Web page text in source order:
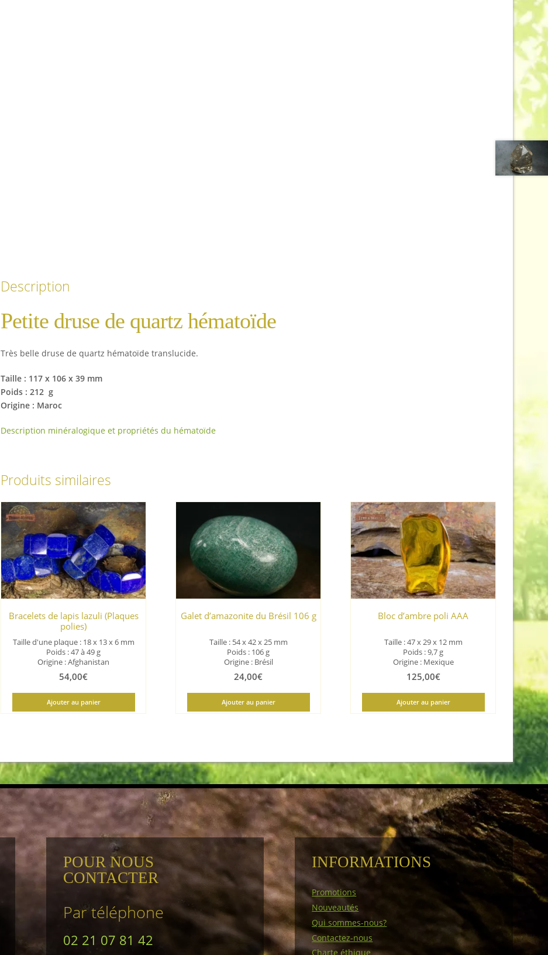
Description
Petite druse de quartz hématoïde
Très belle druse de quartz hématoïde translucide.
Taille : 117 x 106 x 39 mm
Poids : 212 g
Origine : Maroc
Description minéralogique et propriétés du hématoïde
Produits similaires
Bracelets de lapis lazuli (Plaques
polies)
Taille d'une plaque : 18 x 13 x 6 mm
Poids : 47 à 49 g
Origine : Afghanistan
54,00€
Ajouter au panier
Galet d’amazonite du Brésil 106 g
Taille : 54 x 42 x 25 mm
Poids : 106 g
Origine : Brésil
24,00€
Ajouter au panier
Bloc d’ambre poli AAA
Taille : 47 x 29 x 12 mm
Poids : 9,7 g
Origine : Mexique
125,00€
Ajouter au panier
POUR NOUS
CONTACTER
Par téléphone
02 21 07 81 42
INFORMATIONS
Promotions
Nouveautés
Qui sommes-nous?
Contactez-nous
Charte éthique